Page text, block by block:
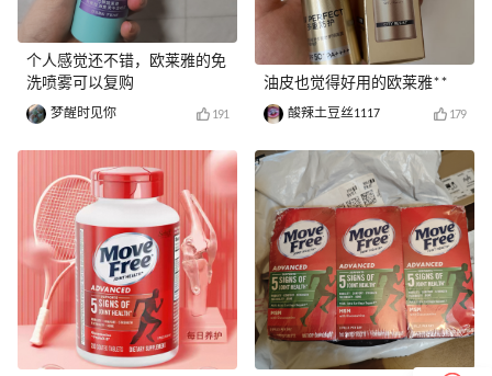
个人感觉还不错，欧莱雅的免
洗喷雾可以复购
梦醒时见你 191
油皮也觉得好用的欧莱雅**
酸辣土豆丝1117 179